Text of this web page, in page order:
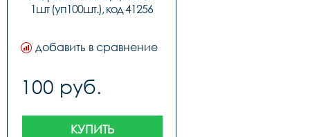
1шт (уп100шт.), код 41256
добавить в сравнение
100 руб.
КУПИТЬ